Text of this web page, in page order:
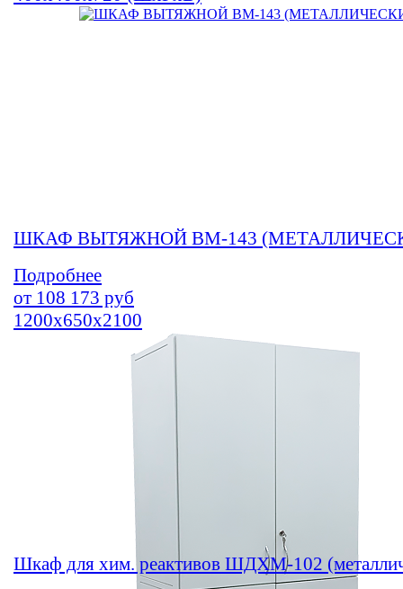
ШКАФ ВЫТЯЖНОЙ ВМ-143
Подробнее
от 108 173 руб
1200х650х2100
Шкаф для хим. реактивов ШДХМ-102